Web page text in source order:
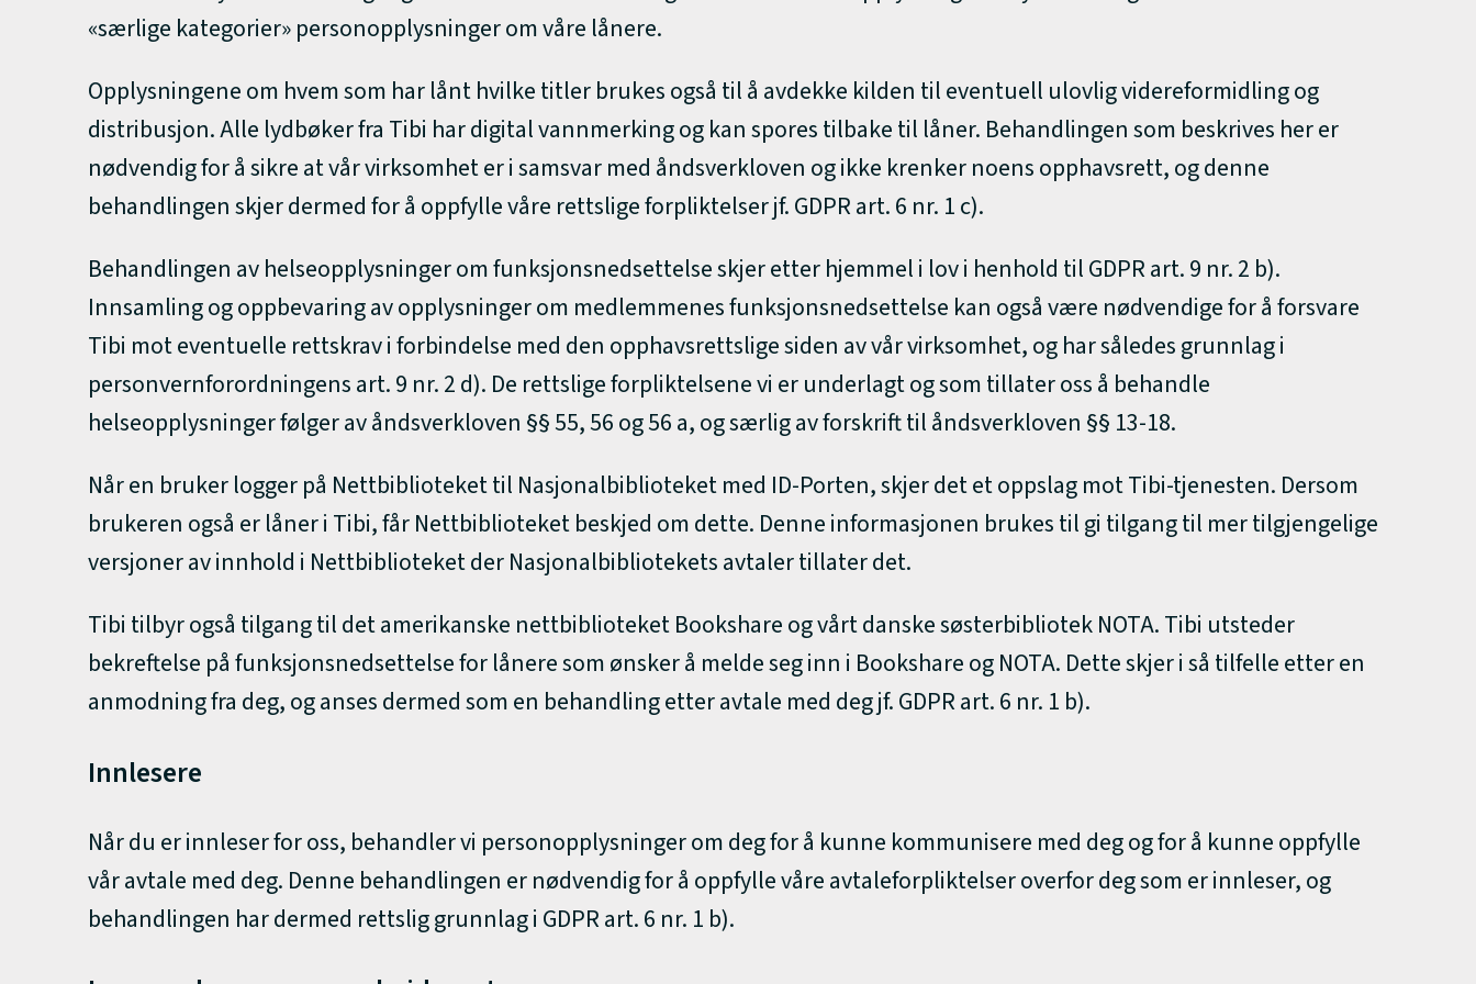
«særlige kategorier» personopplysninger om våre lånere.
Opplysningene om hvem som har lånt hvilke titler brukes også til å avdekke kilden til eventuell ulovlig videreformidling og
distribusjon. Alle lydbøker fra Tibi har digital vannmerking og kan spores tilbake til låner. Behandlingen som beskrives her er
nødvendig for å sikre at vår virksomhet er i samsvar med åndsverkloven og ikke krenker noens opphavsrett, og denne
behandlingen skjer dermed for å oppfylle våre rettslige forpliktelser jf. GDPR art. 6 nr. 1 c).
Behandlingen av helseopplysninger om funksjonsnedsettelse skjer etter hjemmel i lov i henhold til GDPR art. 9 nr. 2 b).
Innsamling og oppbevaring av opplysninger om medlemmenes funksjonsnedsettelse kan også være nødvendige for å forsvare
Tibi mot eventuelle rettskrav i forbindelse med den opphavsrettslige siden av vår virksomhet, og har således grunnlag i
personvernforordningens art. 9 nr. 2 d). De rettslige forpliktelsene vi er underlagt og som tillater oss å behandle
helseopplysninger følger av åndsverkloven §§ 55, 56 og 56 a, og særlig av forskrift til åndsverkloven §§ 13-18.
Når en bruker logger på Nettbiblioteket til Nasjonalbiblioteket med ID-Porten, skjer det et oppslag mot Tibi-tjenesten. Dersom
brukeren også er låner i Tibi, får Nettbiblioteket beskjed om dette. Denne informasjonen brukes til gi tilgang til mer tilgjengelige
versjoner av innhold i Nettbiblioteket der Nasjonalbibliotekets avtaler tillater det.
Tibi tilbyr også tilgang til det amerikanske nettbiblioteket Bookshare og vårt danske søsterbibliotek NOTA. Tibi utsteder
bekreftelse på funksjonsnedsettelse for lånere som ønsker å melde seg inn i Bookshare og NOTA. Dette skjer i så tilfelle etter en
anmodning fra deg, og anses dermed som en behandling etter avtale med deg jf. GDPR art. 6 nr. 1 b).
Innlesere
Når du er innleser for oss, behandler vi personopplysninger om deg for å kunne kommunisere med deg og for å kunne oppfylle
vår avtale med deg. Denne behandlingen er nødvendig for å oppfylle våre avtaleforpliktelser overfor deg som er innleser, og
behandlingen har dermed rettslig grunnlag i GDPR art. 6 nr. 1 b).